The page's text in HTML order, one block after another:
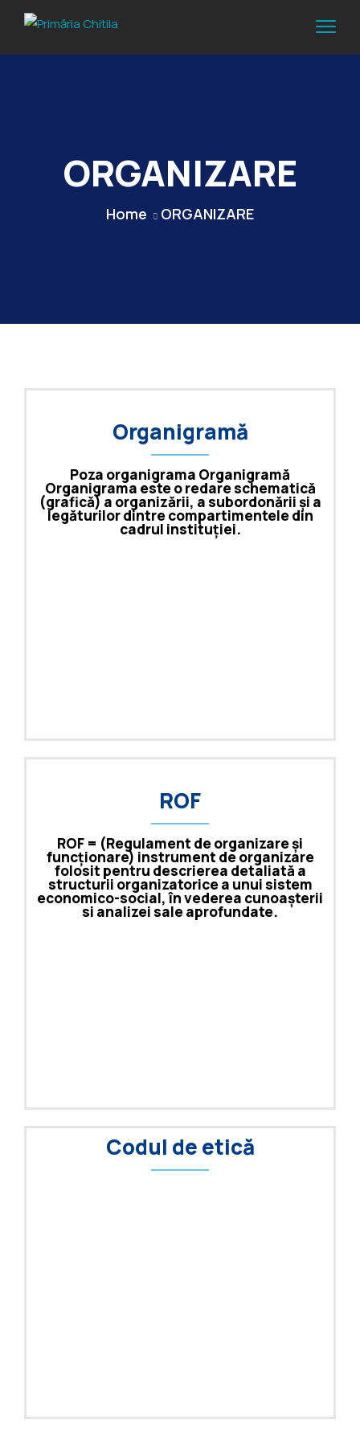
ORGANIZARE
Home ORGANIZARE
Organigramă
Poza organigrama Organigramă
Organigrama este o redare schematică
(grafică) a organizării, a subordonării și a
legăturilor dintre compartimentele din
cadrul instituției.
ROF
ROF = (Regulament de organizare și
funcționare) instrument de organizare
folosit pentru descrierea detaliată a
structurii organizatorice a unui sistem
economico-social, în vederea cunoașterii
si analizei sale aprofundate.
Codul de etică